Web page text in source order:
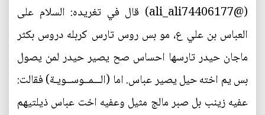
(‏@ali_ali74406177) قال في تغريده: السلام على
العباس بن علي ع، مو بس روس تارس كربله دروس بكثر
ماجان حيدر تارسها احساس صح يصير حيدر لمن يصول
بس يم اخته حيل يصير عباس. اما (الـــمــوســويـة) فقالت:
عفيه زينب بل صبر مالج مثيل وعفيه اخت عباس ذيلتيهم